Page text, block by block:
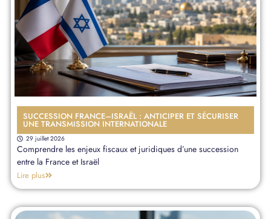
SUCCESSION FRANCE–ISRAËL : ANTICIPER ET SÉCURISER
UNE TRANSMISSION INTERNATIONALE
29 juillet 2026
Comprendre les enjeux fiscaux et juridiques d’une succession
entre la France et Israël
Lire plus